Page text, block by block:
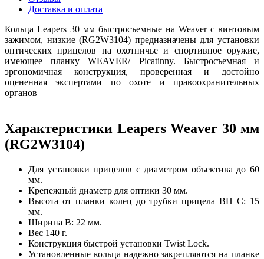
Доставка и оплата
Кольца Leapers 30 мм быстросъемные на Weaver с винтовым
зажимом, низкие (RG2W3104) предназначены для установки
оптических прицелов на охотничье и спортивное оружие,
имеющее планку WEAVER/ Picatinny. Быстросъемная и
эргономичная конструкция, проверенная и достойно
оцененная экспертами по охоте и правоохранительных
органов
Характеристики Leapers Weaver 30 мм
(RG2W3104)
Для установки прицелов с диаметром объектива до 60
мм.
Крепежный диаметр для оптики 30 мм.
Высота от планки колец до трубки прицела BH C: 15
мм.
Ширина B: 22 мм.
Вес 140 г.
Конструкция быстрой установки Twist Lock.
Установленные кольца надежно закрепляются на планке